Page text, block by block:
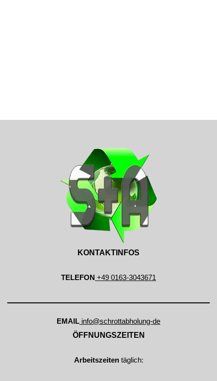
KONTAKTINFOS
TELEFON +49 0163-3043671
EMAIL info@schrottabholung-de
ÖFFNUNGSZEITEN
Arbeitszeitentäglich: